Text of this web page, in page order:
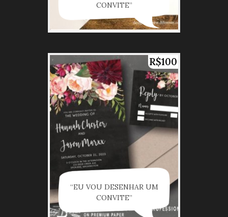
CONVITE”
R$100
“EU VOU DESENHAR UM
CONVITE”